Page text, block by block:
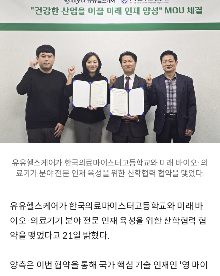
유유헬스케어가 한국의료마이스터고등학교와 미래 바이오·의
료기기 분야 전문 인재 육성을 위한 산학협력 협약을 맺었다.
유유헬스케어가 한국의료마이스터고등학교와 미래 바
이오·의료기기 분야 전문 인재 육성을 위한 산학협력 협
약을 맺었다고 21일 밝혔다.
양측은 이번 협약을 통해 국가 핵심 기술 인재인 '영 마이